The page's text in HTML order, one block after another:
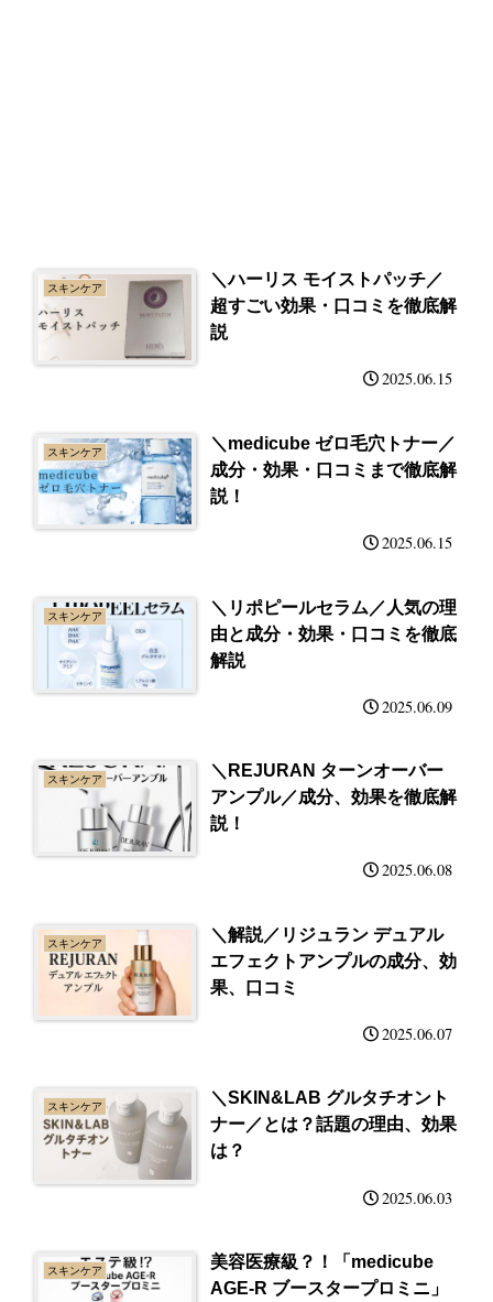
スキンケア
＼ハーリス モイストパッチ／
超すごい効果・口コミを徹底解
説
2025.06.15
スキンケア
＼medicube ゼロ毛穴トナー／
成分・効果・口コミまで徹底解
説！
2025.06.15
スキンケア
＼リポピールセラム／人気の理
由と成分・効果・口コミを徹底
解説
2025.06.09
スキンケア
＼REJURAN ターンオーバー
アンプル／成分、効果を徹底解
説！
2025.06.08
スキンケア
＼解説／リジュラン デュアル
エフェクトアンプルの成分、効
果、口コミ
2025.06.07
スキンケア
＼SKIN&LAB グルタチオント
ナー／とは？話題の理由、効果
は？
2025.06.03
スキンケア
美容医療級？！「medicube
AGE-R ブースタープロミニ」